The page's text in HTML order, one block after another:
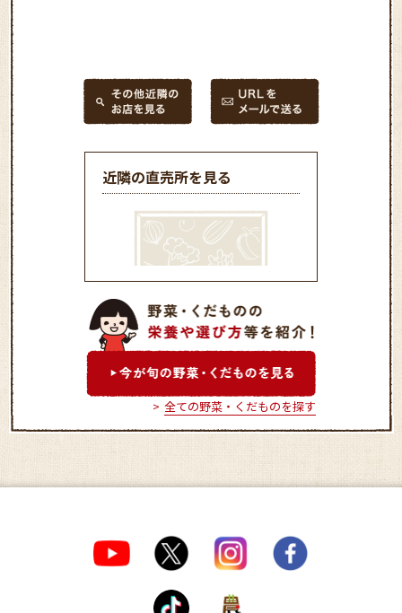
近隣の直売所を見る
Aコープびばいコア店（もぎ
たて市）
全ての野菜・くだものを探す